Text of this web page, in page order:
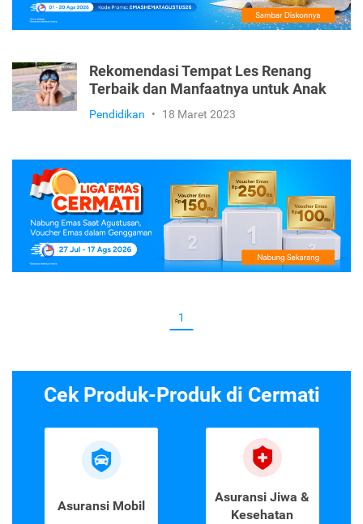
Rekomendasi Tempat Les Renang
Terbaik dan Manfaatnya untuk Anak
Pendidikan • 18 Maret 2023
1
Cek Produk-Produk di Cermati
Asuransi Mobil
Asuransi Jiwa &
Kesehatan